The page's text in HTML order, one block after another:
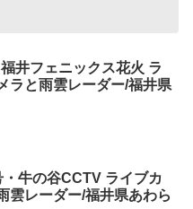
井フェニックス花火 ラ
ラと雨雲レーダー/福井県
・牛の谷CCTV ライブカ
雲レーダー/福井県あわら